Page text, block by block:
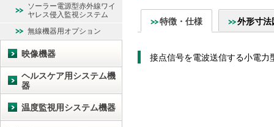
特徴・仕様 外形寸法
接点信号を電波送信する小電力
ソーラー電源型赤外線ワイ
ヤレス侵入監視システム
無線機器用オプション
映像機器
ヘルスケア用システム機
器
温度監視用システム機器